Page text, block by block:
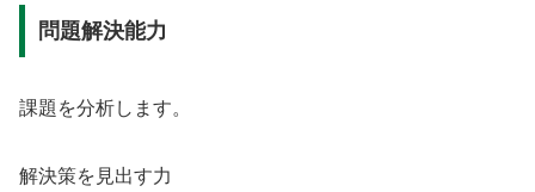
問題解決能力
課題を分析します。
解決策を見出す力